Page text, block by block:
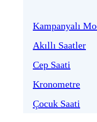
Kampanyalı
Akıllı Saatler
Cep Saati
Kronometre
Çocuk Saati